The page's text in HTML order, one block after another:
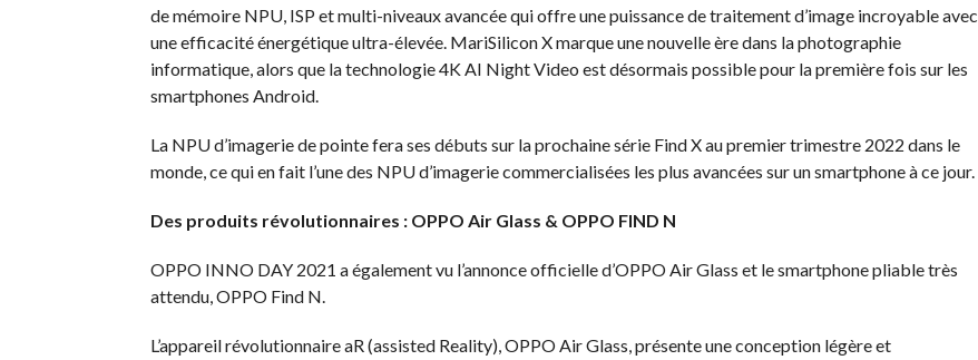
de mémoire NPU, ISP et multi-niveaux avancée qui offre une puissance de traitement d’image incroyable avec
une efficacité énergétique ultra-élevée. MariSilicon X marque une nouvelle ère dans la photographie
informatique, alors que la technologie 4K AI Night Video est désormais possible pour la première fois sur les
smartphones Android.
La NPU d’imagerie de pointe fera ses débuts sur la prochaine série Find X au premier trimestre 2022 dans le
monde, ce qui en fait l’une des NPU d’imagerie commercialisées les plus avancées sur un smartphone à ce jour.
Des produits révolutionnaires : OPPO Air Glass & OPPO FIND N
OPPO INNO DAY 2021 a également vu l’annonce officielle d’OPPO Air Glass et le smartphone pliable très
attendu, OPPO Find N.
L’appareil révolutionnaire aR (assisted Reality), OPPO Air Glass, présente une conception légère et